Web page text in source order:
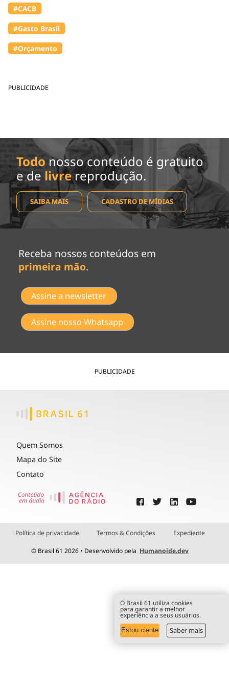
PUBLICIDADE
#⁠CACB
#Gasto Brasil
#Orçamento
Todo nosso conteúdo é gratuito
e de livrereprodução.
SAIBA MAIS CADASTRO DE MÍDIAS
Receba nossos conteúdos em
primeira mão.
Assine a newsletter
Assine nosso Whatsapp
PUBLICIDADE
Quem Somos
Mapa do Site
Contato
Política de privacidade Termos & Condições Expediente
© Brasil 61 2026 • Desenvolvido pela Humanoide.dev
O Brasil 61 utiliza cookies
para garantir a melhor
experiência a seus usuários.
Estou ciente Saber mais